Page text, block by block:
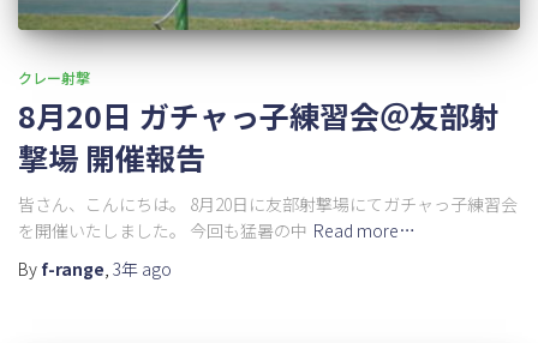
クレー射撃
8月20日 ガチャっ子練習会＠友部射
撃場 開催報告
皆さん、こんにちは。 8月20日に友部射撃場にてガチャっ子練習会
を開催いたしました。 今回も猛暑の中 Read more…
By f-range 3年 ago